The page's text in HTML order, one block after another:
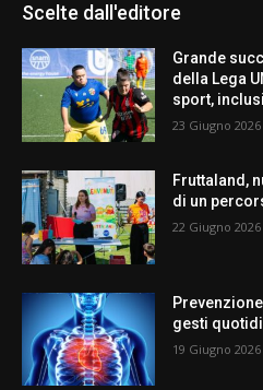
Scelte dall'editore
Grande
della Lega
sport,
23 Giugno 2026
Fruttaland,
di un
22 Giugno 2026
gesti
19 Giugno 2026